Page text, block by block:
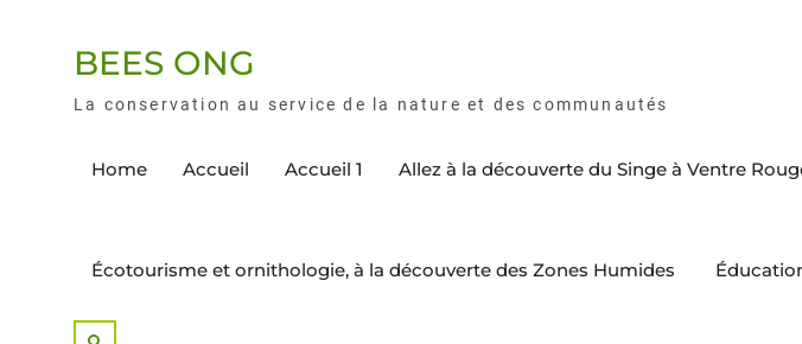
BEES ONG
La conservation au service de la nature et des communautés
Home Accueil Accueil 1 Allez à la découverte du Singe à Ventre
Écotourisme et ornithologie, à la découverte des Zones Humides